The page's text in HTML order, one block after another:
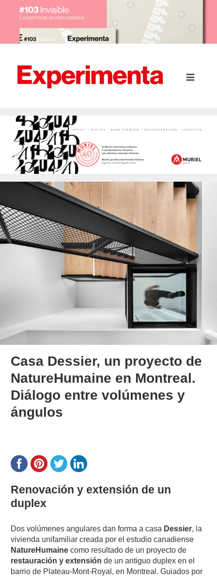
Casa Dessier, un proyecto de
NatureHumaine en Montreal.
Diálogo entre volúmenes y
ángulos
Renovación y extensión de un
duplex
Dos volúmenes angulares dan forma a casa Dessier, la
vivienda unifamiliar creada por el estudio canadiense
NatureHumaine como resultado de un proyecto de
restauración y extensión de un antiguo duplex en el
barrio de Plateau-Mont-Royal, en Montreal.Guiados por